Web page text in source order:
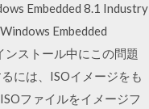
Embedded 8.1 Industry
Embedded
ストール中にこの問題
には、ISOイメージをも
ファイルをイメージフ